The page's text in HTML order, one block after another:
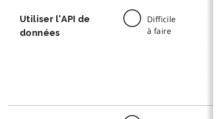
Utiliser l'API de
données
Difficile
à faire